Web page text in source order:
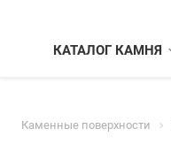
КАТАЛОГ КАМНЯ
Каменные поверхности